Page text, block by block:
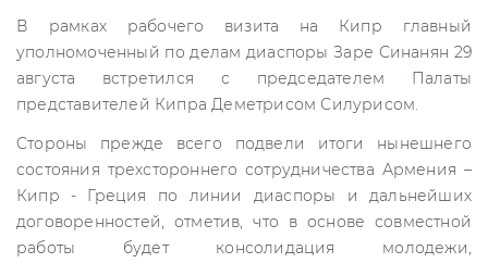
В рамках рабочего визита на Кипр главный
уполномоченный по делам диаспоры Заре Синанян 29
августа встретился с председателем Палаты
представителей Кипра Деметрисом Силурисом.
Cтороны прежде всего подвели итоги нынешнего
состояния трехстороннего сотрудничества Армения –
Кипр - Греция по линии диаспоры и дальнейших
договоренностей, отметив, что в основе совместной
работы будет консолидация молодежи,